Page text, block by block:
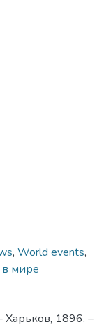
, World events,
в мире
1896. –